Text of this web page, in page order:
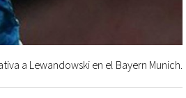
a Lewandowski en el Bayern Munich.